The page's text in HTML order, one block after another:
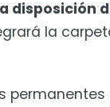
disposición
la
permanentes